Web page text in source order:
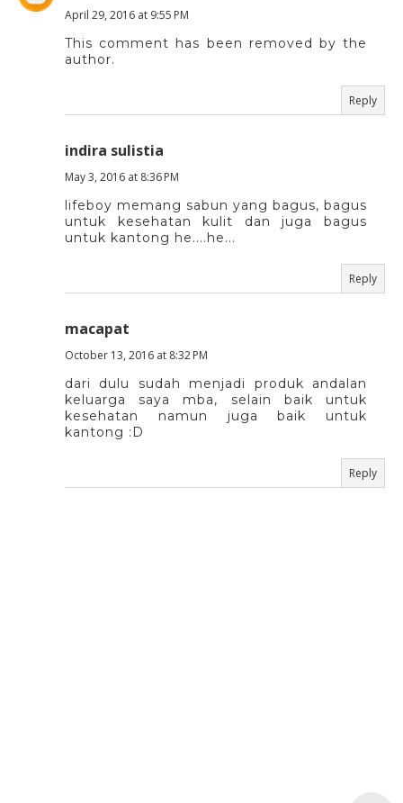
April 29, 2016 at 9:55 PM
This comment has been removed by the
author.
Reply
indira sulistia
May 3, 2016 at 8:36 PM
lifeboy memang sabun yang bagus, bagus
untuk kesehatan kulit dan juga bagus
untuk kantong he....he...
Reply
macapat
October 13, 2016 at 8:32 PM
dari dulu sudah menjadi produk andalan
keluarga saya mba, selain baik untuk
kesehatan namun juga baik untuk
kantong :D
Reply